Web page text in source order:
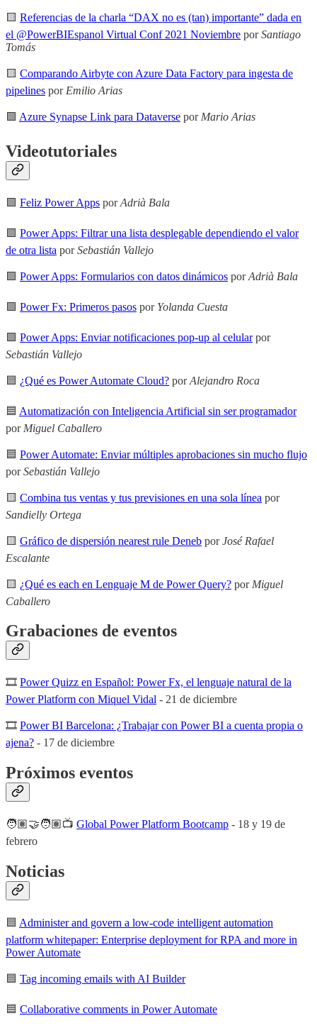
🟨 Referencias de la charla “DAX no es (tan) importante” dada en
el @PowerBIEspanol Virtual Conf 2021 Noviembre porSantiago
Tomás
🟨 Comparando Airbyte con Azure Data Factory para ingesta de
pipelines por Emilio Arias
🟪 Azure Synapse Link para Dataverse por Mario Arias
Videotutoriales
🟪 Feliz Power Apps porAdrià Bala
🟪 Power Apps: Filtrar una lista desplegable dependiendo el valor
de otra lista porSebastián Vallejo
🟪 Power Apps: Formularios con datos dinámicos porAdrià Bala
🟪 Power Fx: Primeros pasos por Yolanda Cuesta
🟪 Power Apps: Enviar notificaciones pop-up al celularpor
Sebastián Vallejo
🟦 ¿Qué es Power Automate Cloud? porAlejandro Roca
🟦 Automatización con Inteligencia Artificial sin ser programador
por Miguel Caballero
🟦 Power Automate: Enviar múltiples aprobaciones sin mucho flujo
porSebastián Vallejo
🟨 Combina tus ventas y tus previsiones en una sola línea por
Sandielly Ortega
🟨 Gráfico de dispersión nearest rule Deneb porJosé Rafael
Escalante
🟨 ¿Qué es each en Lenguaje M de Power Query? por Miguel
Caballero
Grabaciones de eventos
🎞 Power Quizz en Español: Power Fx, el lenguaje natural de la
Power Platform con Miquel Vidal - 21 de diciembre
🎞 Power BI Barcelona: ¿Trabajar con Power BI a cuenta propia o
ajena? - 17 de diciembre
Próximos eventos
🧑🏽‍🤝‍🧑🏽📺 Global Power Platform Bootcamp - 18 y 19 de
febrero
Noticias
🟦 Administer and govern a low-code intelligent automation
platform whitepaper: Enterprise deployment for RPA and more in
Power Automate
🟦 Tag incoming emails with AI Builder
🟦 Collaborative comments in Power Automate